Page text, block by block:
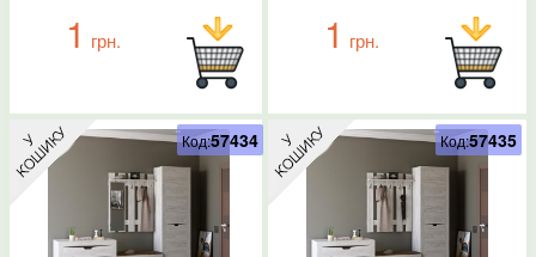
1 грн. 1 грн.
Код:57434 Код:57435